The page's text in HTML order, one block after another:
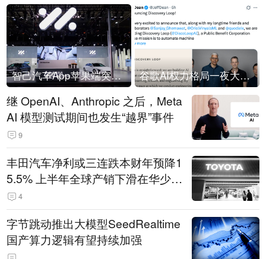
智己汽车App苹果端突然“下架” 谷歌AI权力格局一夜大洗牌
继 OpenAI、Anthropic 之后，Meta
AI 模型测试期间也发生“越界”事件
9
丰田汽车净利或三连跌本财年预降1
5.5% 上半年全球产销下滑在华少卖
14.3万辆
4
字节跳动推出大模型SeedRealtime
国产算力逻辑有望持续加强